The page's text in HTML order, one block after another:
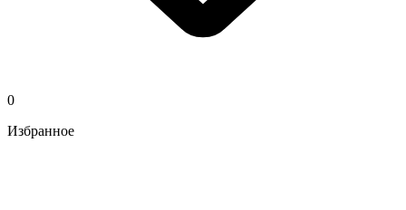
0
Избранное